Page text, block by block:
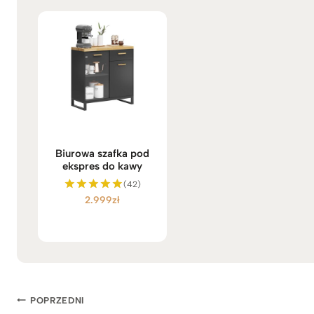
Biurowa szafka pod
ekspres do kawy
Oceniono
(42)
2.999zł
Nawigacja
POPRZEDNI